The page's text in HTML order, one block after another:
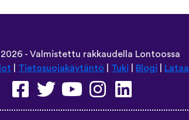
- Valmistettu rakkaudella Lontoossa
Tietosuojakäytäntö Tuki Blogi Lataa